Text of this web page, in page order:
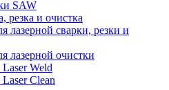
SAW
резка и очистка
лазерной сварки, резки и
лазерной очистки
Weld
Clean